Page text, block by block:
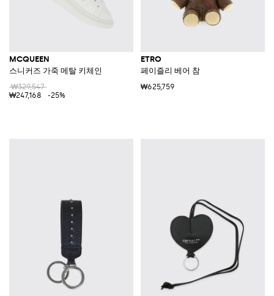
MCQUEEN
스니커즈 가죽 메탈 키체인
₩329,547
₩247,168
-25%
ETRO
페이즐리 베어 참
₩625,759